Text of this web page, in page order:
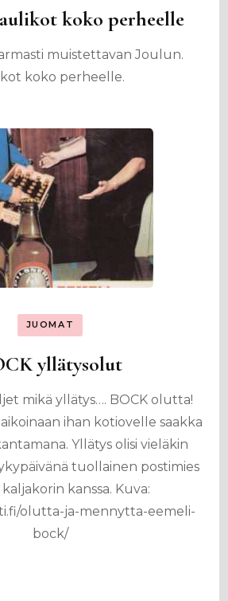
koko perheelle
muistettavan Joulun.
koko perheelle.
JUOMAT
yllätysolut
mikä yllätys…. BOCK olutta!
ihan kotiovelle saakka
Yllätys olisi vieläkin
tuollainen postimies
kaljakorin kanssa. Kuva:
olutta-ja-mennytta-eemeli-
bock/